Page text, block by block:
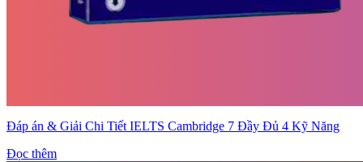
Đáp án & Giải Chi Tiết IELTS Cambridge 7 Đầy Đủ 4 Kỹ Năng
Đọc thêm